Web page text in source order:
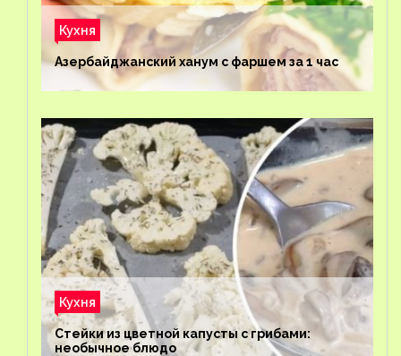
Кухня
Азербайджанский ханум с фаршем за 1 час
Кухня
Стейки из цветной капусты с грибами:
необычное блюдо